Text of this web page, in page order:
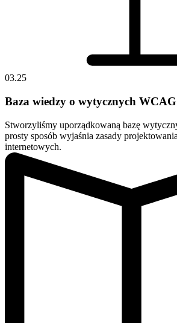
03.25
Baza wiedzy o wytycznych WCAG
Stworzyliśmy uporządkowaną bazę
prosty sposób wyjaśnia zasady
internetowych.